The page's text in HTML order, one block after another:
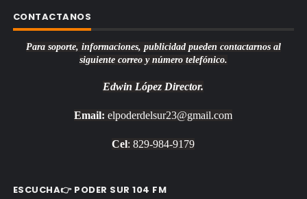
CONTACTANOS
Para soporte, informaciones, publicidad pueden contactarnos al
siguiente correo y número telefónico.
Edwin López Director.
Email: elpoderdelsur23@gmail.com
Cel: 829-984-9179
ESCUCHA👉 PODER SUR 104 FM